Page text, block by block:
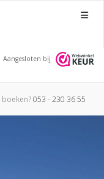
Menu
Aangesloten bij
boeken?053 - 230 36 55